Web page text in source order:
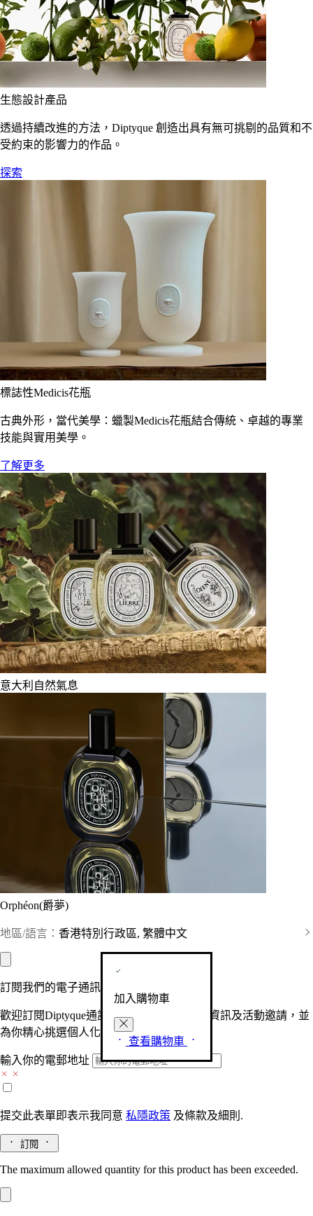
生態設計產品
透過持續改進的方法，Diptyque 創造出具有無可挑剔的品質和不
受約束的影響力的作品。
探索
標誌性Medicis花瓶
古典外形，當代美學：蠟製Medicis花瓶結合傳統、卓越的專業
技能與實用美學。
了解更多
意大利自然氣息
Orphéon(爵夢)
地區/語言： 香港特別行政區, 繁體中文
加入購物車
查看購物車
訂閱我們的電子通訊
歡迎訂閱Diptyque通訊，接收品牌最新產品資訊及活動邀請，並
為你精心挑選個人化的驚喜及禮物。
輸入你的電郵地址
提交此表單即表示我同意 私隱政策 及條款及細則.
訂閱
The maximum allowed quantity for this product has been exceeded.